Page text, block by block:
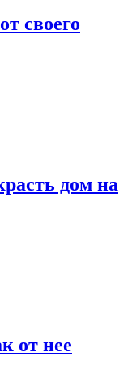
своего
дом на
от нее